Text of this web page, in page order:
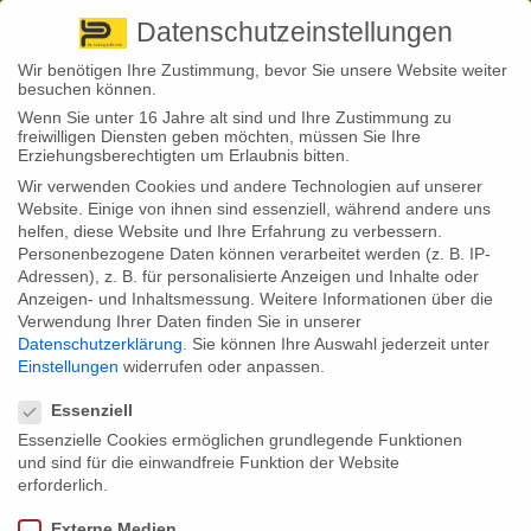
+ 49 3501 528571 |
Back to News
22
Feb.
Stephan Fröhlich
Verbraucherschutz moniert
undurchsichtige Preispolitik der
Autoversicherer
Autoversicherer variieren die Preise für ihre Produkte vor allem in der
Wechselsaison mitunter häufig. Das sei nicht auf eine Anpassung an
Untersuchung.
Datenschutzeinstellungen
Wir benötigen Ihre Zustimmung, bevor Sie unsere Website weiter
besuchen können.
Wenn Sie unter 16 Jahre alt sind und Ihre Zustimmung zu
freiwilligen Diensten geben möchten, müssen Sie Ihre
Erziehungsberechtigten um Erlaubnis bitten.
Wir verwenden Cookies und andere Technologien auf unserer
Website. Einige von ihnen sind essenziell, während andere uns
helfen, diese Website und Ihre Erfahrung zu verbessern.
Personenbezogene Daten können verarbeitet werden (z. B. IP-
Adressen), z. B. für personalisierte Anzeigen und Inhalte oder
Anzeigen- und Inhaltsmessung. Weitere Informationen über die
Verwendung Ihrer Daten finden Sie in unserer
Datenschutzerklärung
Sie können Ihre Auswahl jederzeit unter
Einstellungen widerrufen oder anpassen.
Essenziell
Essenzielle Cookies ermöglichen grundlegende Funktionen
und sind für die einwandfreie Funktion der Website
erforderlich.